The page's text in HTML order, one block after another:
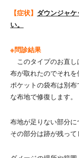
【症状】 ダウンジャ
い。
※問診結果
このタイプのお直し
布が取れたのでそれを
ポケットの袋布は別
な布地で修復します。
布地が足りない部分に
その部分は跡が残って